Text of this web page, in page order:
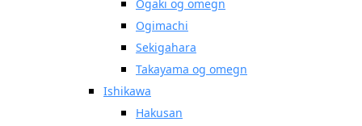
Ogaki og omegn
Ogimachi
Sekigahara
Takayama og omegn
Ishikawa
Hakusan